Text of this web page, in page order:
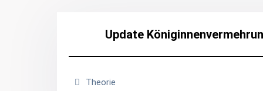
Update
Theorie